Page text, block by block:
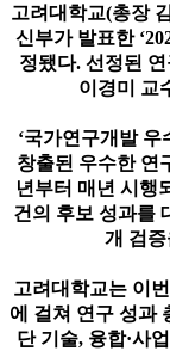
고려대학교(총장
신부가 발표한
정됐다. 선정된
이경미 교
‘국가연구개발 우
창출된 우수한 연
년부터 매년 시행
건의 후보 성과를
개 검
고려대학교는 이
에 걸쳐 연구 성과
단 기술, 융합·사